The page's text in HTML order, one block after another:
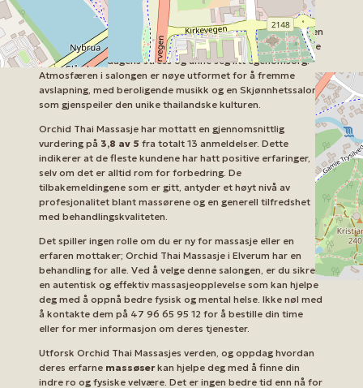
Beliggenheten i Storgata 15 gjør det enkelt for både lokale
innbyggere og besøkende å få tilgang til deres tjenester uten
problemer. Det er et perfekt sted for de som ønsker å bryte
seg fri fra hverdagens stress og unne seg litt egenomsorg.
Atmosfæren i salongen er nøye utformet for å fremme
avslapning, med beroligende musikk og en Skjønnhetssalong
som gjenspeiler den unike thailandske kulturen.
Orchid Thai Massasje har mottatt en gjennomsnittlig
vurdering på 3,8 av 5 fra totalt 13 anmeldelser. Dette
indikerer at de fleste kundene har hatt positive erfaringer,
selv om det er alltid rom for forbedring. De
tilbakemeldingene som er gitt, antyder et høyt nivå av
profesjonalitet blant massørene og en generell tilfredshet
med behandlingskvaliteten.
Det spiller ingen rolle om du er ny for massasje eller en
erfaren mottaker; Orchid Thai Massasje i Elverum har en
behandling for alle. Ved å velge denne salongen, er du sikret
en autentisk og effektiv massasjeopplevelse som kan hjelpe
deg med å oppnå bedre fysisk og mental helse. Ikke nøl med
å kontakte dem på 47 96 65 95 12 for å bestille din time
eller for mer informasjon om deres tjenester.
Utforsk Orchid Thai Massasjes verden, og oppdag hvordan
deres erfarne massøserkan hjelpe deg med å finne din
indre ro og fysiske velvære. Det er ingen bedre tid enn nå for